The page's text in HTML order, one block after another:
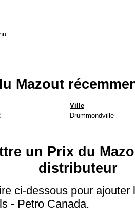
Mazout
Ville
Drummondville
un Prix du
distributeur
ci-dessous pour ajouter
- Petro Canada.